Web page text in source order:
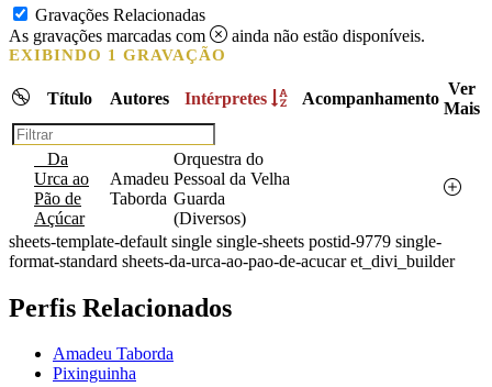
Gravações Relacionadas
As gravações marcadas com
ainda não estão disponíveis.
EXIBINDO 1 GRAVAÇÃO
Título Autores Intérpretes Acompanhamento
Ver
Mais
Filtrar
Da
Urca ao
Pão de
Açúcar
Amadeu
Taborda
Orquestra do
Pessoal da Velha
Guarda
(Diversos)
sheets-template-default single single-sheets postid-9779 single-
format-standard sheets-da-urca-ao-pao-de-acucar et_divi_builder
Perfis Relacionados
Amadeu Taborda
Pixinguinha